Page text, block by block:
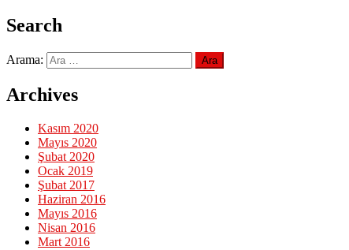
Search
Arama:
Archives
Kasım 2020
Mayıs 2020
Şubat 2020
Ocak 2019
Şubat 2017
Haziran 2016
Mayıs 2016
Nisan 2016
Mart 2016